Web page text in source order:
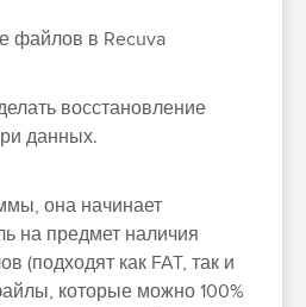
файлов в Recuva
восстановление
данных.
она начинает
на предмет наличия
(подходят как FAT, так и
которые можно 100%